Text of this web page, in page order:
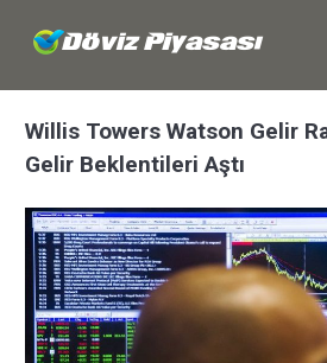
Willis Towers Watson Gelir
Gelir Beklentileri Aştı